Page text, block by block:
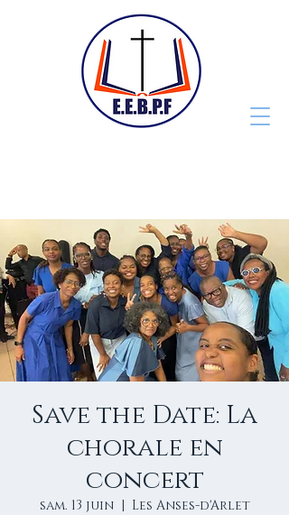
Save the Date: La
chorale en
concert
sam. 13 juin
  |
Les Anses-d'Arlet